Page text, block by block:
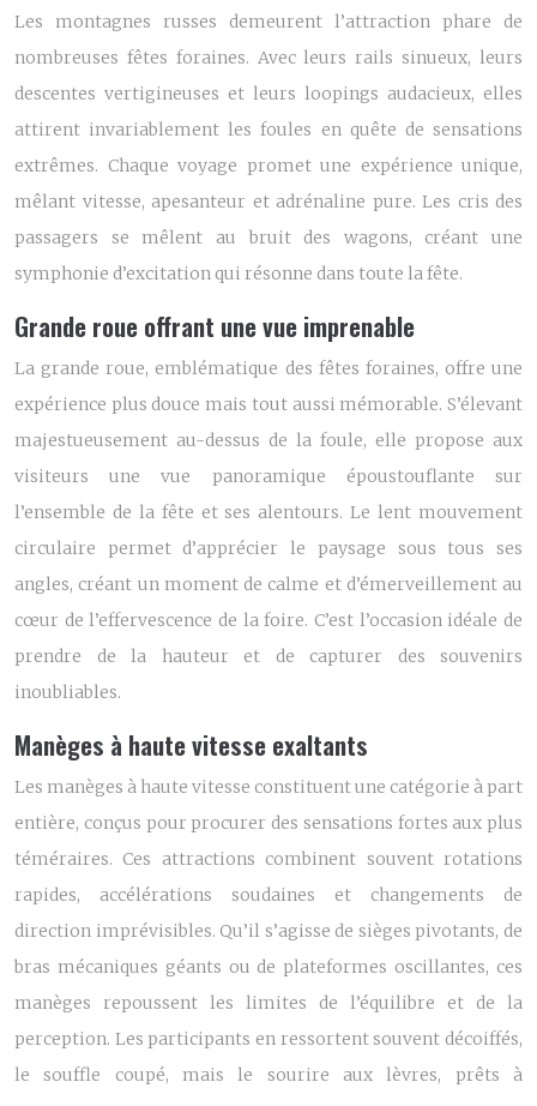
Les montagnes russes demeurent l’attraction phare de
nombreuses fêtes foraines. Avec leurs rails sinueux, leurs
descentes vertigineuses et leurs loopings audacieux, elles
attirent invariablement les foules en quête de sensations
extrêmes. Chaque voyage promet une expérience unique,
mêlant vitesse, apesanteur et adrénaline pure. Les cris des
passagers se mêlent au bruit des wagons, créant une
symphonie d’excitation qui résonne dans toute la fête.
Grande roue offrant une vue imprenable
La grande roue, emblématique des fêtes foraines, offre une
expérience plus douce mais tout aussi mémorable. S’élevant
majestueusement au-dessus de la foule, elle propose aux
visiteurs une vue panoramique époustouflante sur
l’ensemble de la fête et ses alentours. Le lent mouvement
circulaire permet d’apprécier le paysage sous tous ses
angles, créant un moment de calme et d’émerveillement au
cœur de l’effervescence de la foire. C’est l’occasion idéale de
prendre de la hauteur et de capturer des souvenirs
inoubliables.
Manèges à haute vitesse exaltants
Les manèges à haute vitesse constituent une catégorie à part
entière, conçus pour procurer des sensations fortes aux plus
téméraires. Ces attractions combinent souvent rotations
rapides, accélérations soudaines et changements de
direction imprévisibles. Qu’il s’agisse de sièges pivotants, de
bras mécaniques géants ou de plateformes oscillantes, ces
manèges repoussent les limites de l’équilibre et de la
perception. Les participants en ressortent souvent décoiffés,
le souffle coupé, mais le sourire aux lèvres, prêts à